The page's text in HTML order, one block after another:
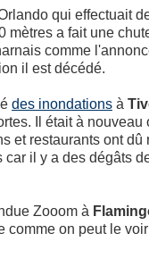
qui effectuait
mètres a fait une
comme
il est décédé.
des inondationsà
Il était à nouveau
et restaurants ont dû
il y a des dégâts
Zooom à
comme on peut le